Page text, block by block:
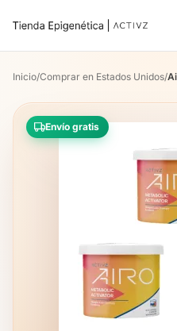
Inicio/Comprar en Estados Unidos/
Envío gratis